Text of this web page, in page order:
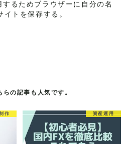
るためブラウザーに自分の名
トを保存する。
らの記事も人気です。
作 資産運用